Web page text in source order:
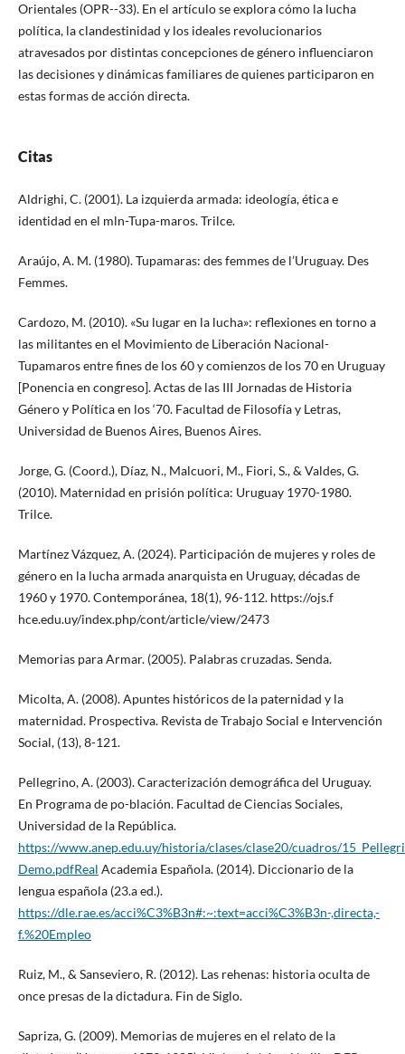
Orientales (OPR--33). En el artículo se explora cómo la lucha
política, la clandestinidad y los ideales revolucionarios
atravesados por distintas concepciones de género influenciaron
las decisiones y dinámicas familiares de quienes participaron en
estas formas de acción directa.
Citas
Aldrighi, C. (2001). La izquierda armada: ideología, ética e
identidad en el mln-Tupa-maros. Trilce.
Araújo, A. M. (1980). Tupamaras: des femmes de l’Uruguay. Des
Femmes.
Cardozo, M. (2010). «Su lugar en la lucha»: reflexiones en torno a
las militantes en el Movimiento de Liberación Nacional-
Tupamaros entre fines de los 60 y comienzos de los 70 en Uruguay
[Ponencia en congreso]. Actas de las III Jornadas de Historia
Género y Política en los ‘70. Facultad de Filosofía y Letras,
Universidad de Buenos Aires, Buenos Aires.
Jorge, G. (Coord.), Díaz, N., Malcuori, M., Fiori, S., & Valdes, G.
(2010). Maternidad en prisión política: Uruguay 1970-1980.
Trilce.
Martínez Vázquez, A. (2024). Participación de mujeres y roles de
género en la lucha armada anarquista en Uruguay, décadas de
1960 y 1970. Contemporánea, 18(1), 96-112. https://ojs.f
hce.edu.uy/index.php/cont/article/view/2473
Memorias para Armar. (2005). Palabras cruzadas. Senda.
Micolta, A. (2008). Apuntes históricos de la paternidad y la
maternidad. Prospectiva. Revista de Trabajo Social e Intervención
Social, (13), 8-121.
Pellegrino, A. (2003). Caracterización demográfica del Uruguay.
En Programa de po-blación. Facultad de Ciencias Sociales,
Universidad de la República.
https://www.anep.edu.uy/historia/clases/clase20/cuadros/
Demo.pdfReal Academia Española. (2014). Diccionario de la
lengua española (23.a ed.).
https://dle.rae.es/acci%C3%B3n#:~:text=acci%C3%B3n-,directa,-
f.%20Empleo
Ruiz, M., & Sanseviero, R. (2012). Las rehenas: historia oculta de
once presas de la dictadura. Fin de Siglo.
Sapriza, G. (2009). Memorias de mujeres en el relato de la